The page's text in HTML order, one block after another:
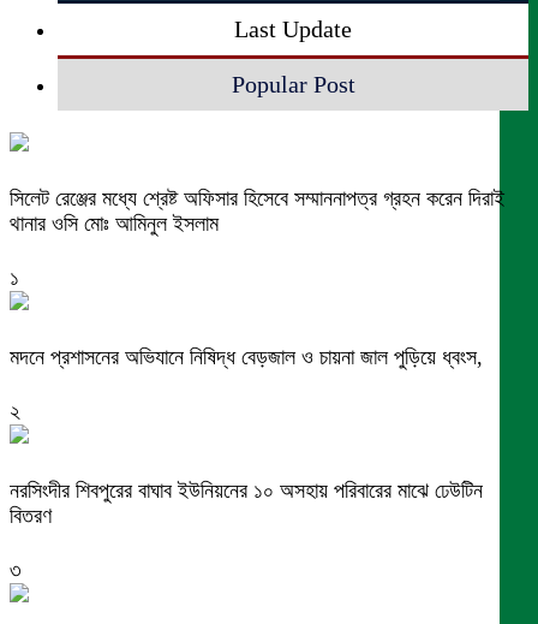
Last Update
Popular Post
সিলেট রেঞ্জের মধ্যে শ্রেষ্ট অফিসার হিসেবে সম্মাননাপত্র গ্রহন করেন দিরাই
থানার ওসি মোঃ আমিনুল ইসলাম
১
মদনে প্রশাসনের অভিযানে নিষিদ্ধ বেড়জাল ও চায়না জাল পুড়িয়ে ধ্বংস,
২
নরসিংদীর শিবপুরের বাঘাব ইউনিয়নের ১০ অসহায় পরিবারের মাঝে ঢেউটিন
বিতরণ
৩